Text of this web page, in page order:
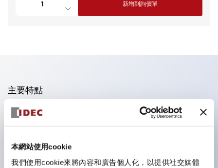
本網站使用cookie
我們使用cookie來將內容和廣告個人化，以提供社交媒體
新增到詢價單
主要特點
可進行集合密著安裝
附鎖選擇開關採用高安全性的彈子鎖結構
防護結構為IP65（IEC60529）